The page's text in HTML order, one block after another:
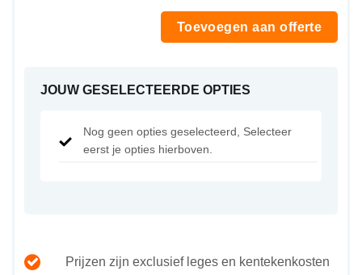
Toevoegen aan offerte
JOUW GESELECTEERDE OPTIES
Nog geen opties geselecteerd, Selecteer
eerst je opties hierboven.
Prijzen zijn exclusief leges en kentekenkosten